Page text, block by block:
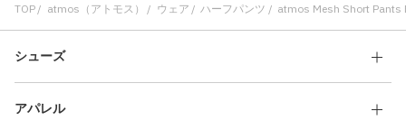
TOP
atmos（アトモス） ウェア ハーフパンツ atmos Mesh Short Pants
シューズ
アパレル